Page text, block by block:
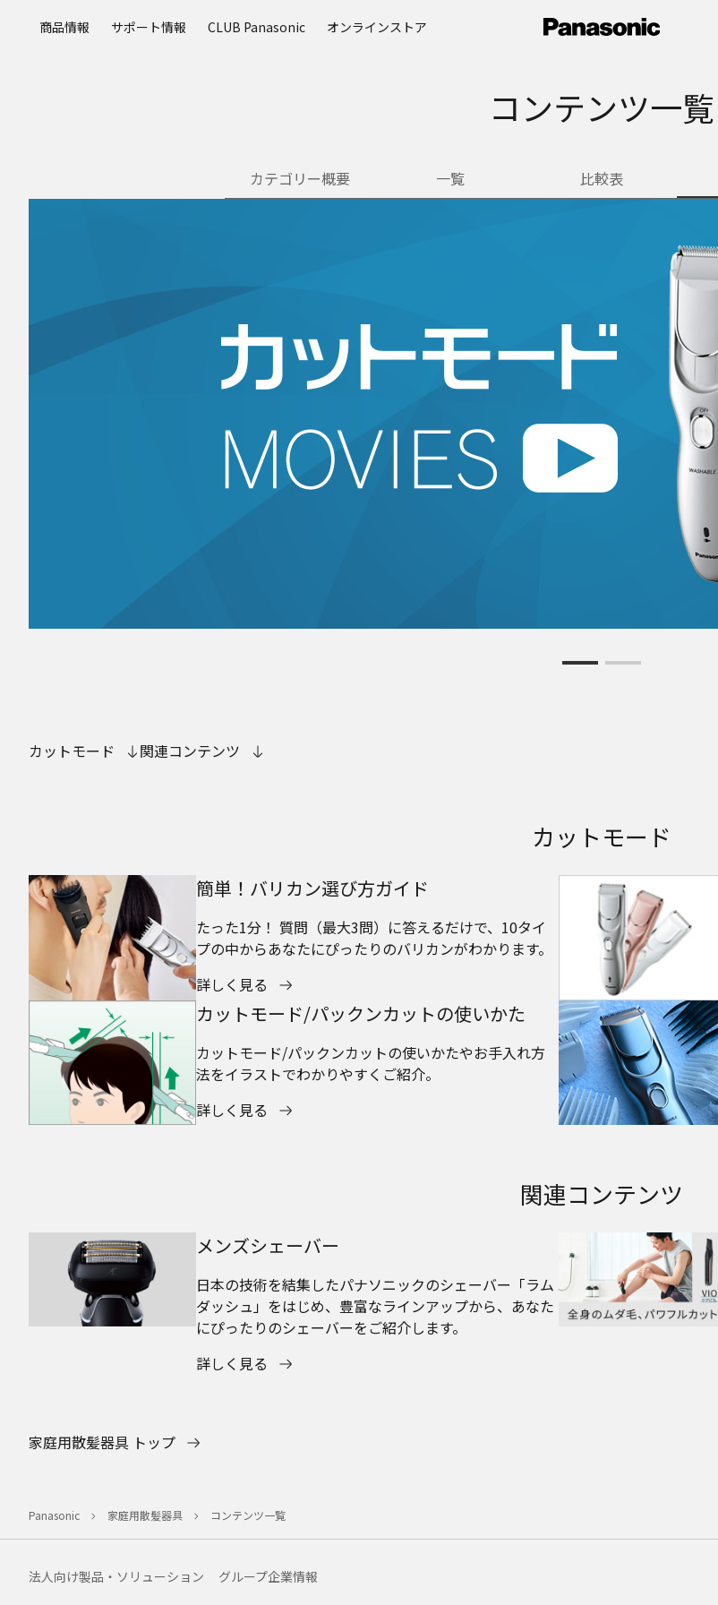
商品情報 サポート情報 CLUB Panasonic オンラインストア
コンテンツ一覧
カテゴリー概要 一覧 比較表
カットモード 関連コンテンツ
カットモード
簡単！バリカン選び方ガイド
たった1分！ 質問（最大3問）に答えるだけで、10タイ
プの中からあなたにぴったりのバリカンがわかります。
詳しく見る
カットモード/パックンカットの使いかた
カットモード/パックンカットの使いかたやお手入れ方
法をイラストでわかりやすくご紹介。
詳しく見る
関連コンテンツ
メンズシェーバー
日本の技術を結集したパナソニックのシェーバー「ラム
ダッシュ」をはじめ、豊富なラインアップから、あなた
にぴったりのシェーバーをご紹介します。
詳しく見る
家庭用散髪器具 トップ
Panasonic 家庭用散髪器具 コンテンツ一覧
法人向け製品・ソリューション グループ企業情報